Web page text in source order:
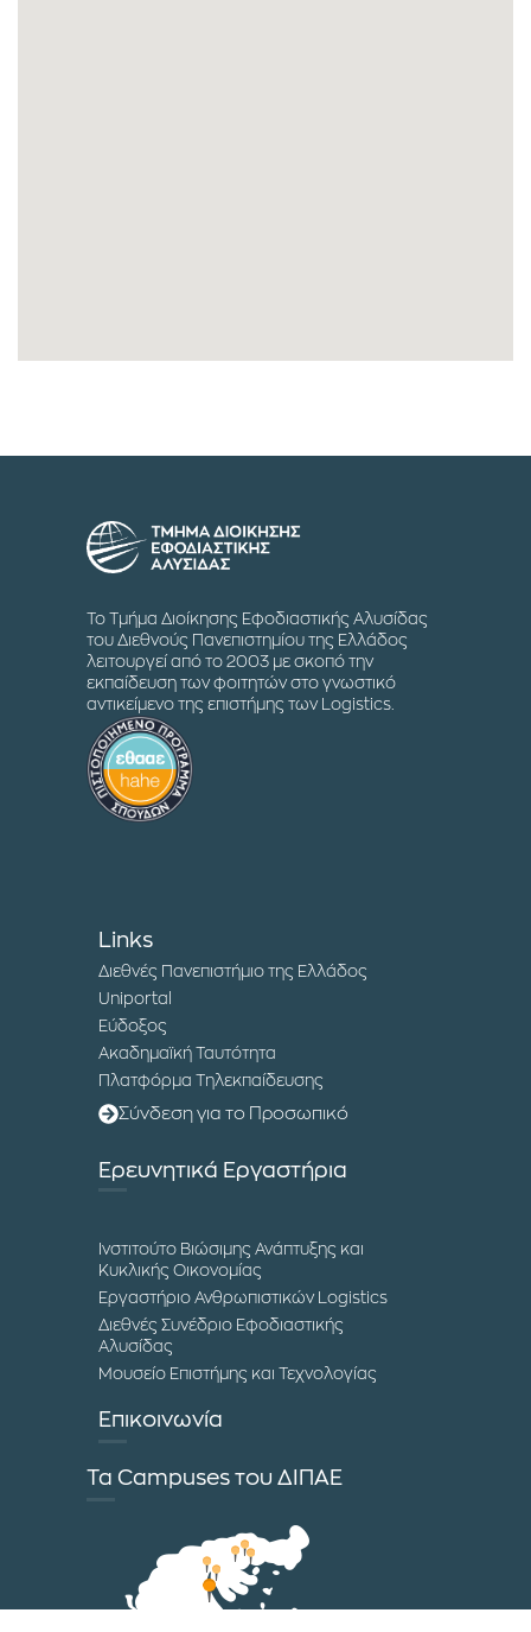
Το Τμήμα Διοίκησης Εφοδιαστικής Αλυσίδας
του Διεθνούς Πανεπιστημίου της Ελλάδος
λειτουργεί από το 2003 με σκοπό την
εκπαίδευση των φοιτητών στο γνωστικό
αντικείμενο της επιστήμης των Logistics.
Links
Διεθνές Πανεπιστήμιο της Ελλάδος
Uniportal
Εύδοξος
Ακαδημαϊκή Ταυτότητα
Πλατφόρμα Τηλεκπαίδευσης
Σύνδεση για το Προσωπικό
Ερευνητικά Εργαστήρια
Ινστιτούτο Βιώσιμης Ανάπτυξης και
Κυκλικής Οικονομίας
Εργαστήριο Ανθρωπιστικών Logistics
Διεθνές Συνέδριο Εφοδιαστικής
Αλυσίδας
Μουσείο Επιστήμης και Τεχνολογίας
Επικοινωνία
Τα Campuses του ΔΙΠΑΕ